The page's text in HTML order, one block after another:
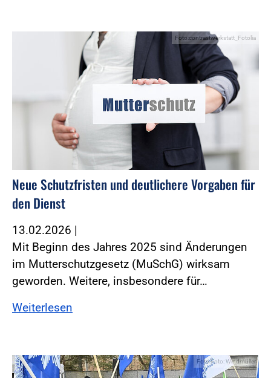
Foto:contrastwerkstatt_Fotolia
Neue Schutzfristen und deutlichere Vorgaben für
den Dienst
13.02.2026 |
Mit Beginn des Jahres 2025 sind Änderungen
im Mutterschutzgesetz (MuSchG) wirksam
geworden. ­Weitere, insbesondere für…
Weiterlesen
Foto:Foto: Windmüller